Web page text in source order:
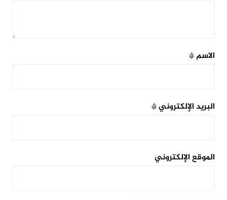
الاسم*
البريد الإلكتروني*
الموقع الإلكتروني